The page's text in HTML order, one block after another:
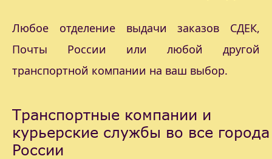
Любое отделение выдачи заказов СДЕК,
Почты России или любой другой
транспортной компании на ваш выбор.
Транспортные компании и
курьерские службы во все города
России